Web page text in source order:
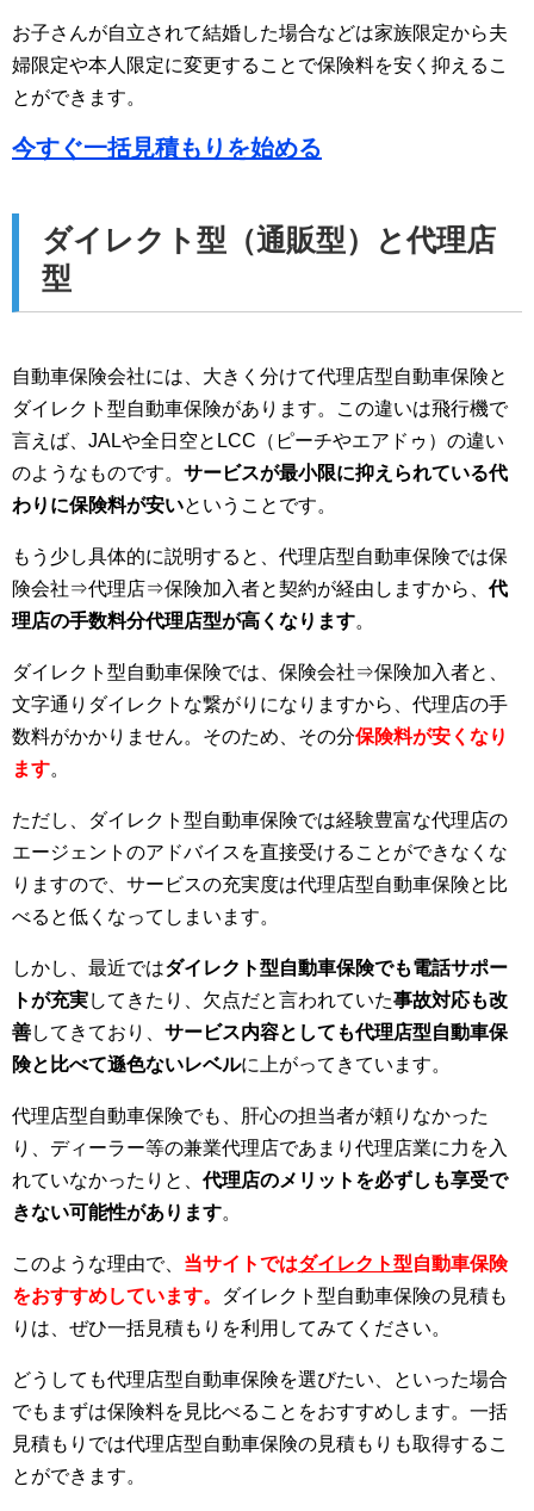
お子さんが自立されて結婚した場合などは家族限定から夫
婦限定や本人限定に変更することで保険料を安く抑えるこ
とができます。
今すぐ一括見積もりを始める
ダイレクト型（通販型）と代理店
型
自動車保険会社には、大きく分けて代理店型自動車保険と
ダイレクト型自動車保険があります。この違いは飛行機で
言えば、JALや全日空とLCC（ピーチやエアドゥ）の違い
のようなものです。 サービスが最小限に抑えられている代
わりに保険料が安いということです。
もう少し具体的に説明すると、代理店型自動車保険では保
険会社⇒代理店⇒保険加入者と契約が経由しますから、代
理店の手数料分代理店型が高くなります。
ダイレクト型自動車保険では、保険会社⇒保険加入者と、
文字通りダイレクトな繋がりになりますから、代理店の手
数料がかかりません。そのため、その分保険料が安くなり
ます。
ただし、ダイレクト型自動車保険では経験豊富な代理店の
エージェントのアドバイスを直接受けることができなくな
りますので、サービスの充実度は代理店型自動車保険と比
べると低くなってしまいます。
しかし、最近ではダイレクト型自動車保険でも電話サポー
トが充実してきたり、欠点だと言われていた事故対応も改
善してきており、 サービス内容としても代理店型自動車保
険と比べて遜色ないレベルに上がってきています。
代理店型自動車保険でも、肝心の担当者が頼りなかった
り、ディーラー等の兼業代理店であまり代理店業に力を入
れていなかったりと、代理店のメリットを必ずしも享受で
きない可能性があります。
このような理由で、 当サイトではダイレクト型自動車保険
をおすすめしています。
ダイレクト型自動車保険の見積も
りは、ぜひ一括見積もりを利用してみてください。
どうしても代理店型自動車保険を選びたい、といった場合
でもまずは保険料を見比べることをおすすめします。一括
見積もりでは代理店型自動車保険の見積もりも取得するこ
とができます。